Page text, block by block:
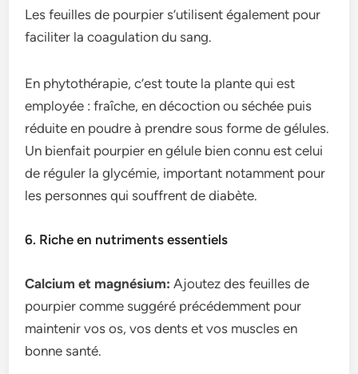
Les feuilles de pourpier s’utilisent également pour
faciliter la coagulation du sang.
En phytothérapie, c’est toute la plante qui est
employée : fraîche, en décoction ou séchée puis
réduite en poudre à prendre sous forme de gélules.
Un bienfait pourpier en gélule bien connu est celui
de réguler la glycémie, important notamment pour
les personnes qui souffrent de diabète.
6. Riche en nutriments essentiels
Calcium et magnésium: Ajoutez des feuilles de
pourpier comme suggéré précédemment pour
maintenir vos os, vos dents et vos muscles en
bonne santé.